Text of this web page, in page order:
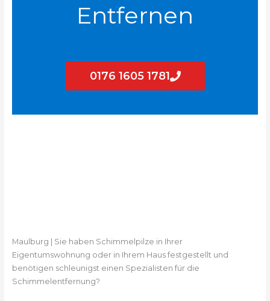
Entfernen
0176 1605 1781
Maulburg | Sie haben Schimmelpilze in Ihrer
Eigentumswohnung oder in Ihrem Haus festgestellt und
benötigen schleunigst einen Spezialisten für die
Schimmelentfernung?